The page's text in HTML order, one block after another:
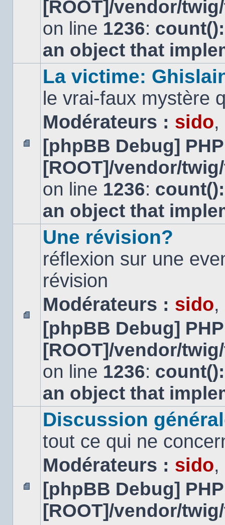
message
non
[ROOT]/vendor/
on line 1236:
an object that
Aucun
message
non
La victime:
le vrai-faux mystère
Modérateurs : sido,
[phpBB Debug]
[ROOT]/vendor/
on line 1236:
an object that
Aucun
message
non
Une révision?
réflexion sur une
révision
Modérateurs : sido,
[phpBB Debug]
[ROOT]/vendor/
on line 1236:
an object that
Aucun
message
non
Discussion
tout ce qui ne
Modérateurs : sido,
[phpBB Debug]
[ROOT]/vendor/